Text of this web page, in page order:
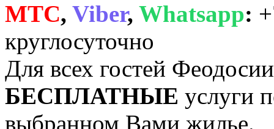
MTC, Viber, Whatsapp:
круглосуточно
Для всех гостей
БЕСПЛАТНЫЕ услуги
выбранном Вами жилье.